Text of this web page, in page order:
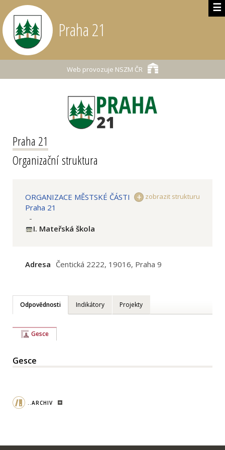
☰
Praha 21
Web provozuje NSZM ČR
Praha 21
Organizační struktura
zobrazit strukturu
ORGANIZACE MĚSTSKÉ ČÁSTI
Praha 21
-
I. Mateřská škola
Adresa Čentická 2222, 19016, Praha 9
Odpovědnosti Indikátory Projekty
Gesce
Gesce
..ARCHIV